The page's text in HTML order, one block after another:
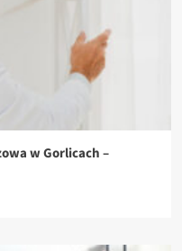
w Gorlicach –